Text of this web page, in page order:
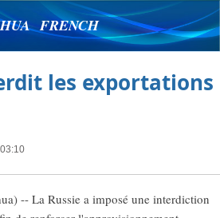
FRENCH
les exportations
-- La Russie a imposé une interdiction